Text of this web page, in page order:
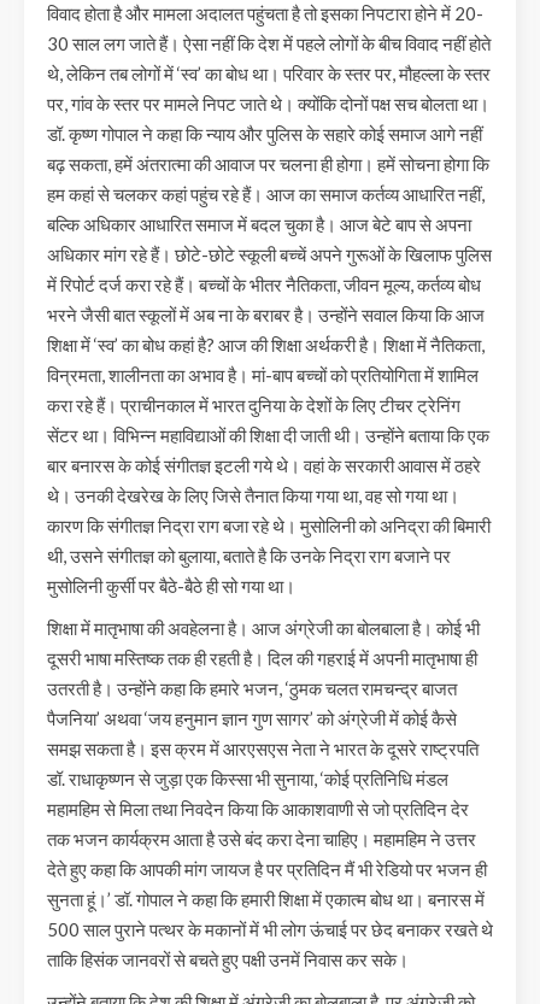
विवाद होता है और मामला अदालत पहुंचता है तो इसका निपटारा होने में 20-
30 साल लग जाते हैं। ऐसा नहीं कि देश में पहले लोगों के बीच विवाद नहीं होते
थे, लेकिन तब लोगों में ‘स्व’ का बोध था। परिवार के स्तर पर, मौहल्ला के स्तर
पर, गांव के स्तर पर मामले निपट जाते थे। क्योंकि दोनों पक्ष सच बोलता था।
डॉ. कृष्ण गोपाल ने कहा कि न्याय और पुलिस के सहारे कोई समाज आगे नहीं
बढ़ सकता, हमें अंतरात्मा की आवाज पर चलना ही होगा। हमें सोचना होगा कि
हम कहां से चलकर कहां पहुंच रहे हैं। आज का समाज कर्तव्य आधारित नहीं,
बल्कि अधिकार आधारित समाज में बदल चुका है। आज बेटे बाप से अपना
अधिकार मांग रहे हैं। छोटे-छोटे स्कूली बच्चें अपने गुरूओं के खिलाफ पुलिस
में रिपोर्ट दर्ज करा रहे हैं। बच्चों के भीतर नैतिकता, जीवन मूल्य, कर्तव्य बोध
भरने जैसी बात स्कूलों में अब ना के बराबर है। उन्होंने सवाल किया कि आज
शिक्षा में ‘स्व’ का बोध कहां है? आज की शिक्षा अर्थकरी है। शिक्षा में नैतिकता,
विन्रमता, शालीनता का अभाव है। मां-बाप बच्चों को प्रतियोगिता में शामिल
करा रहे हैं। प्राचीनकाल में भारत दुनिया के देशों के लिए टीचर ट्रेनिंग
सेंटर था। विभिन्न महाविद्याओं की शिक्षा दी जाती थी। उन्होंने बताया कि एक
बार बनारस के कोई संगीतज्ञ इटली गये थे। वहां के सरकारी आवास में ठहरे
थे। उनकी देखरेख के लिए जिसे तैनात किया गया था, वह सो गया था।
कारण कि संगीतज्ञ निद्रा राग बजा रहे थे। मुसोलिनी को अनिद्रा की बिमारी
थी, उसने संगीतज्ञ को बुलाया, बताते है कि उनके निद्रा राग बजाने पर
मुसोलिनी कुर्सी पर बैठे-बैठे ही सो गया था।
शिक्षा में मातृभाषा की अवहेलना है। आज अंग्रेजी का बोलबाला है। कोई भी
दूसरी भाषा मस्तिष्क तक ही रहती है। दिल की गहराई में अपनी मातृभाषा ही
उतरती है। उन्होंने कहा कि हमारे भजन, ‘ठुमक चलत रामचन्द्र बाजत
पैजनिया’ अथवा ‘जय हनुमान ज्ञान गुण सागर’ को अंग्रेजी में कोई कैसे
समझ सकता है। इस क्रम में आरएसएस नेता ने भारत के दूसरे राष्ट्रपति
डॉ. राधाकृष्णन से जुड़ा एक किस्सा भी सुनाया, ‘कोई प्रतिनिधि मंडल
महामहिम से मिला तथा निवदेन किया कि आकाशवाणी से जो प्रतिदिन देर
तक भजन कार्यक्रम आता है उसे बंद करा देना चाहिए। महामहिम ने उत्तर
देते हुए कहा कि आपकी मांग जायज है पर प्रतिदिन मैं भी रेडियो पर भजन ही
सुनता हूं।’ डॉ. गोपाल ने कहा कि हमारी शिक्षा में एकात्म बोध था। बनारस में
500 साल पुराने पत्थर के मकानों में भी लोग ऊंचाई पर छेद बनाकर रखते थे
ताकि हिसंक जानवरों से बचते हुए पक्षी उनमें निवास कर सके।